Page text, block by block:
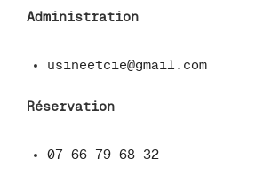
Administration
usineetcie@gmail.com
Réservation
07 66 79 68 32